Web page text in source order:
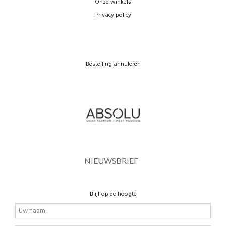
Onze winkels
Privacy policy
Bestelling annuleren
NIEUWSBRIEF
Blijf op de hoogte